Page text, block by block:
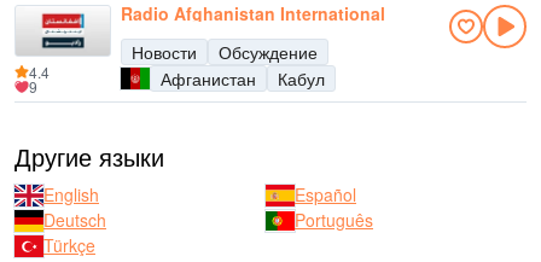
Radio Afghanistan International
Новости
Обсуждение
Афганистан
Кабул
4.4
9
Другие языки
English
Español
Deutsch
Português
Türkçe